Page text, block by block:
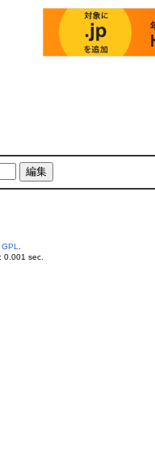
GPL
0.001 sec.